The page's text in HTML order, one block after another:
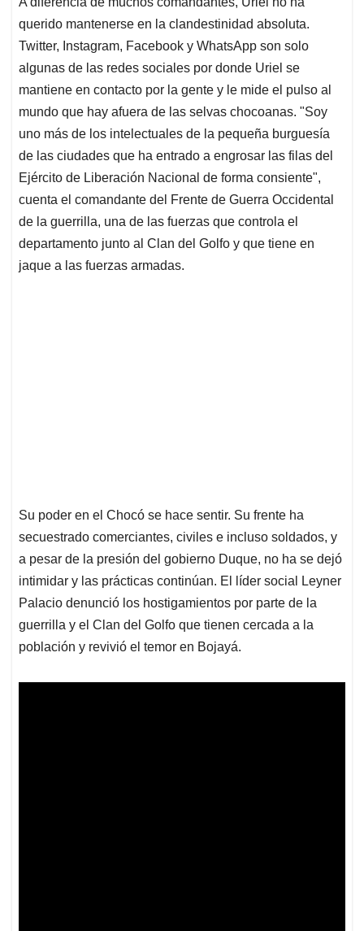
s
A
p
p
b
o
o
k
e
d
I
n
l
a
d
s
querido mantenerse en la clandestinidad absoluta.
Twitter, Instagram, Facebook y WhatsApp son solo
algunas de las redes sociales por donde Uriel se
mantiene en contacto por la gente y le mide el pulso al
mundo que hay afuera de las selvas chocoanas. "Soy
uno más de los intelectuales de la pequeña burguesía
de las ciudades que ha entrado a engrosar las filas del
Ejército de Liberación Nacional de forma consiente",
cuenta el comandante del Frente de Guerra Occidental
de la guerrilla, una de las fuerzas que controla el
departamento junto al Clan del Golfo y que tiene en
jaque a las fuerzas armadas.
Su poder en el Chocó se hace sentir. Su frente ha
secuestrado comerciantes, civiles e incluso soldados, y
a pesar de la presión del gobierno Duque, no ha se dejó
intimidar y las prácticas continúan. El líder social Leyner
Palacio denunció los hostigamientos por parte de la
guerrilla y el Clan del Golfo que tienen cercada a la
población y revivió el temor en Bojayá.